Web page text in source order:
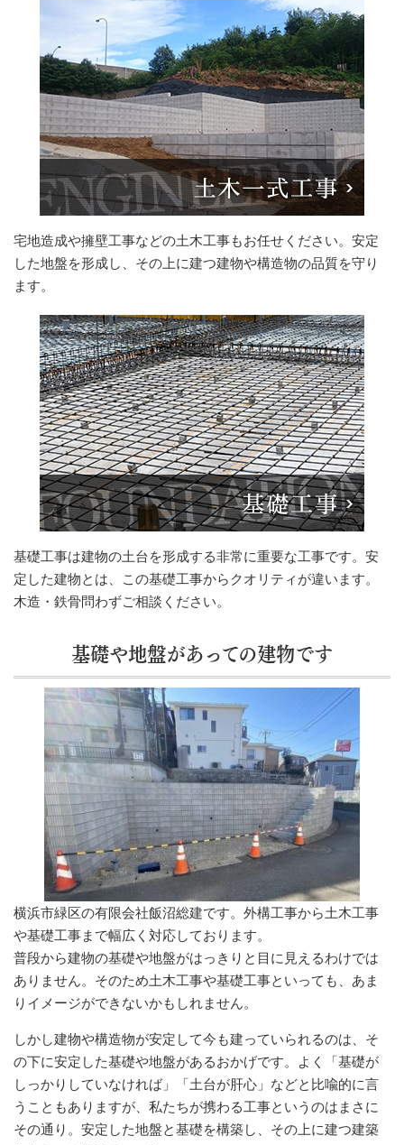
宅地造成や擁壁工事などの土木工事もお任せください。安定
した地盤を形成し、その上に建つ建物や構造物の品質を守り
ます。
基礎工事は建物の土台を形成する非常に重要な工事です。安
定した建物とは、この基礎工事からクオリティが違います。
木造・鉄骨問わずご相談ください。
基礎や地盤があっての建物です
横浜市緑区の有限会社飯沼総建です。外構工事から土木工事
や基礎工事まで幅広く対応しております。
普段から建物の基礎や地盤がはっきりと目に見えるわけでは
ありません。そのため土木工事や基礎工事といっても、あま
りイメージができないかもしれません。
しかし建物や構造物が安定して今も建っていられるのは、そ
の下に安定した基礎や地盤があるおかげです。よく「基礎が
しっかりしていなければ」「土台が肝心」などと比喩的に言
うこともありますが、私たちが携わる工事というのはまさに
その通り。安定した地盤と基礎を構築し、その上に建つ建築